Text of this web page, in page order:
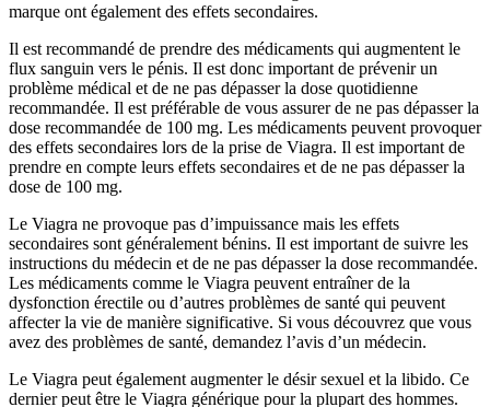
marque ont également des effets secondaires.
Il est recommandé de prendre des médicaments qui augmentent le
flux sanguin vers le pénis. Il est donc important de prévenir un
problème médical et de ne pas dépasser la dose quotidienne
recommandée. Il est préférable de vous assurer de ne pas dépasser la
dose recommandée de 100 mg. Les médicaments peuvent provoquer
des effets secondaires lors de la prise de Viagra. Il est important de
prendre en compte leurs effets secondaires et de ne pas dépasser la
dose de 100 mg.
Le Viagra ne provoque pas d’impuissance mais les effets
secondaires sont généralement bénins. Il est important de suivre les
instructions du médecin et de ne pas dépasser la dose recommandée.
Les médicaments comme le Viagra peuvent entraîner de la
dysfonction érectile ou d’autres problèmes de santé qui peuvent
affecter la vie de manière significative. Si vous découvrez que vous
avez des problèmes de santé, demandez l’avis d’un médecin.
Le Viagra peut également augmenter le désir sexuel et la libido. Ce
dernier peut être le Viagra générique pour la plupart des hommes.